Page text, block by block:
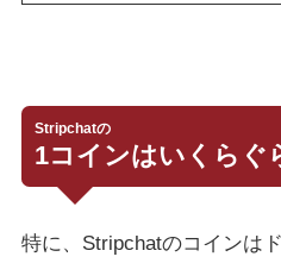
Stripchatの
1コインはいくらぐ
特に、Stripchatのコインは